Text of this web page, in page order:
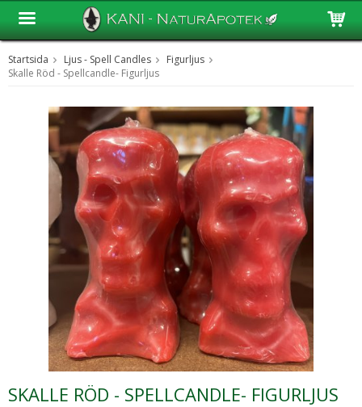
Produkten har blivit tillagd i varukorgen
Startsida Ljus - Spell Candles
Figurljus
Skalle Röd - Spellcandle- Figurljus
SKALLE RÖD - SPELLCANDLE- FIGURLJUS